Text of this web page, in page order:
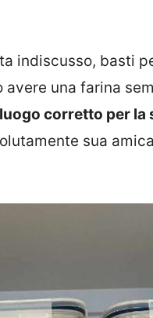
indiscusso, basti
una farina
corretto per
sua